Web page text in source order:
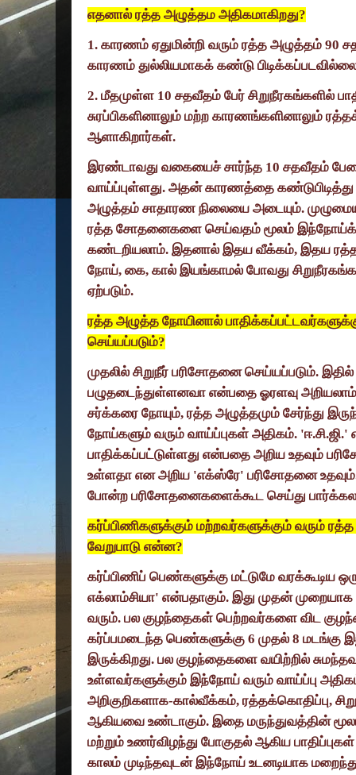
எதனால் ரத்த அழுத்தம அதிகமாகிறது?
1. காரணம் ஏதுமின்றி வரும் ரத்த அழுத்தம் 90
காரணம் துல்லியமாகக் கண்டு
2. மீதமுள்ள 10 சதவீதம் பேர் சிறுநீரகங்களில்
சுரப்பிகளினாலும் மற்ற காரணங்களினாலும்
ஆளாகிறார்கள்.
இரண்டாவது வகையைச் சார்ந்த 10 சதவீதம்
வாய்ப்புள்ளது. அதன் காரணத்தை
அழுத்தம் சாதாரண நிலையை அடையும்.
ரத்த சோதனைகளை செய்வதம் மூலம்
கண்டறியலாம். இதனால் இதய வீக்கம், இதய
நோய், கை, கால் இயங்காமல் போவது
ஏற்படும்.
ரத்த அழுத்த நோயினால்
செய்யப்படும்?
முதலில் சிறுநீர் பரிசோதனை செய்யப்படும்.
பழுதடைந்துள்ளனவா என்பதை ஓரளவு
சர்க்கரை நோயும், ரத்த அழுத்தமும் சேர்ந்து
நோய்களும் வரும் வாய்ப்புகள் அதிகம். 'ஈ.சி.ஜி.'
பாதிக்கப்பட்டுள்ளது என்பதை அறிய உதவும்
உள்ளதா என அறிய 'எக்ஸ்ரே' பரிசோதனை
போன்ற பரிசோதனைகளைக்கூட செய்து
கர்ப்பிணிகளுக்கும் மற்றவர்களுக்கும் வரும்
வேறுபாடு என்ன?
கர்ப்பிணிப் பெண்களுக்கு மட்டுமே வரக்கூடிய
எக்லாம்சியா' என்பதாகும். இது முதன்
வரும். பல குழந்தைகள் பெற்றவர்களை விட
கர்ப்பமடைந்த பெண்களுக்கு 6 முதல் 8 மடங்கு
இருக்கிறது. பல குழந்தைகளை வயிற்றில்
உள்ளவர்களுக்கும் இந்நோய் வரும் வாய்ப்பு
அறிகுறிகளாக-கால்வீக்கம், ரத்தக்கொதிப்பு,
ஆகியவை உண்டாகும். இதை மருந்துவத்தின் மூலம்
மற்றும் உணர்விழந்து போகுதல் ஆகிய
காலம் முடிந்தவுடன் இந்நோய் உடனடியாக